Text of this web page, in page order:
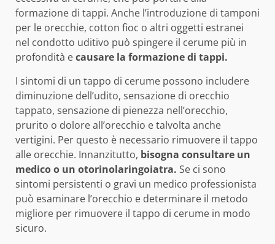
formazione di tappi. Anche l’introduzione di tamponi
per le orecchie, cotton fioc o altri oggetti estranei
nel condotto uditivo può spingere il cerume più in
profondità ecausare la formazione di tappi.
I sintomi di un tappo di cerume possono includere
diminuzione dell’udito, sensazione di orecchio
tappato, sensazione di pienezza nell’orecchio,
prurito o dolore all’orecchio e talvolta anche
vertigini. Per questo è necessario rimuovere il tappo
alle orecchie. Innanzitutto, bisogna consultare un
medico o un otorinolaringoiatra. Se ci sono
sintomi persistenti o gravi un medico professionista
può esaminare l’orecchio e determinare il metodo
migliore per rimuovere il tappo di cerume in modo
sicuro.